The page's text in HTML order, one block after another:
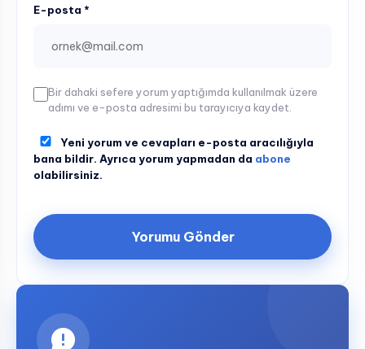
E-posta *
Bir dahaki sefere yorum yaptığımda kullanılmak üzere
adımı ve e-posta adresimi bu tarayıcıya kaydet.
Yeni yorum ve cevapları e-posta aracılığıyla
bana bildir. Ayrıca yorum yapmadan da abone
olabilirsiniz.